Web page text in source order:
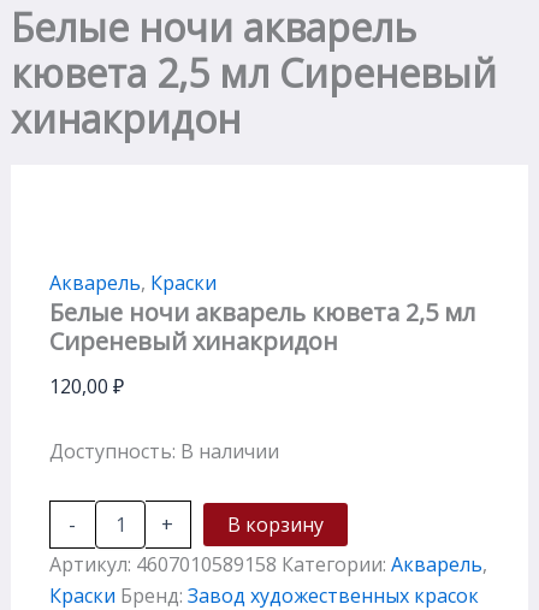
Белые ночи акварель
кювета 2,5 мл Сиреневый
хинакридон
Акварель, Краски
Белые ночи акварель кювета 2,5 мл
Сиреневый хинакридон
120,00 ₽
Доступность: В наличии
- +
В корзину
Артикул: 4607010589158 Категории: Акварель,
Краски Бренд: Завод художественных красок